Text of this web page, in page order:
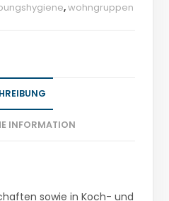
,wohngruppen
INFORMATION
sowie in Koch- und